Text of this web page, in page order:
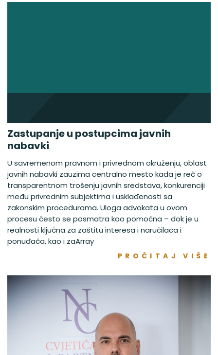
Zastupanje u postupcima javnih
nabavki
U savremenom pravnom i privrednom okruženju, oblast
javnih nabavki zauzima centralno mesto kada je reč o
transparentnom trošenju javnih sredstava, konkurenciji
među privrednim subjektima i usklađenosti sa
zakonskim procedurama. Uloga advokata u ovom
procesu često se posmatra kao pomoćna – dok je u
realnosti ključna za zaštitu interesa i naručilaca i
ponuđača, kao i zaArray
PROČITAJ VIŠE